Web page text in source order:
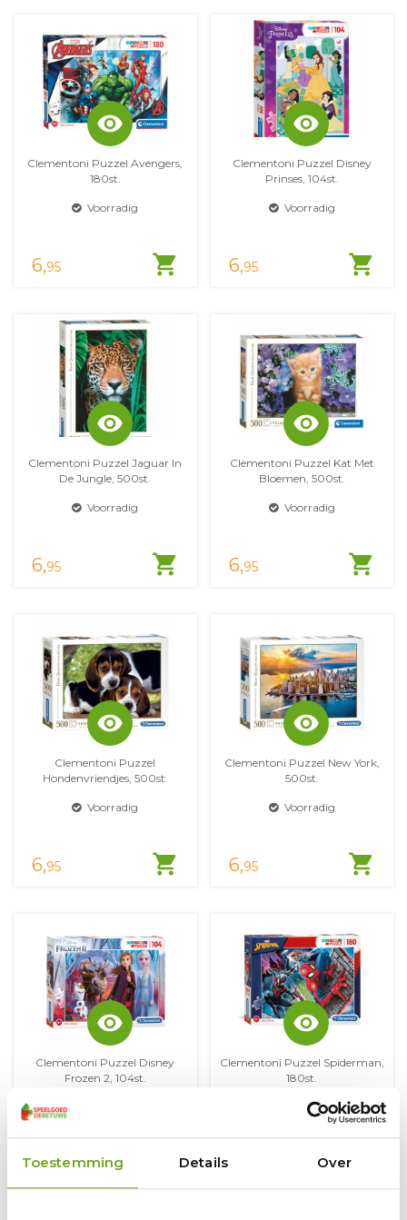
Toestemming Details Over
visibility
shopping_cart
Clementoni Puzzel Avengers,
180st.
Voorradig
6,95
visibility
shopping_cart
Clementoni Puzzel Disney
Prinses, 104st.
Voorradig
6,95
visibility
shopping_cart
Clementoni Puzzel Jaguar In
De Jungle, 500st.
Voorradig
6,95
visibility
shopping_cart
Clementoni Puzzel Kat Met
Bloemen, 500st.
Voorradig
6,95
visibility
shopping_cart
Clementoni Puzzel
Hondenvriendjes, 500st.
Voorradig
6,95
visibility
shopping_cart
Clementoni Puzzel New York,
500st.
Voorradig
6,95
visibility
Clementoni Puzzel Disney
Frozen 2, 104st.
6,95
visibility
shopping_cart
Clementoni Puzzel Spiderman,
180st.
Voorradig